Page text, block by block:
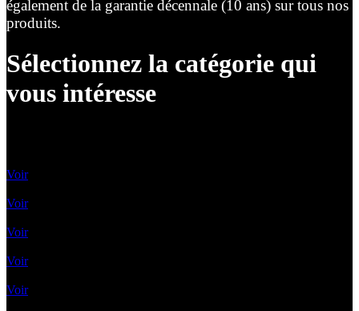
également de la garantie décennale (10 ans) sur tous nos
produits.
Sélectionnez la catégorie qui
vous intéresse
Voir
Voir
Voir
Voir
Voir